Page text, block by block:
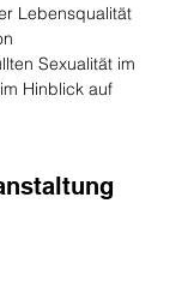
Lebensqualität
Sexualität im
Hinblick auf